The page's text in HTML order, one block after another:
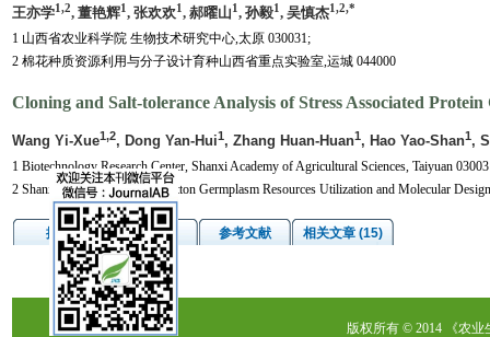
王亦学1,2, 董艳辉1, 张欢欢1, 郝曜山1, 孙毅1, 吴慎杰1,2,*
1 山西省农业科学院 生物技术研究中心,太原 030031;
2 棉花种质资源利用与分子设计育种山西省重点实验室,运城 044000
Cloning and Salt-tolerance Analysis of Stress Associated Protein
Wang Yi-Xue1,2, Dong Yan-Hui1, Zhang Huan-Huan1, Hao Yao-Shan1,
1 Biotechnology Research Center, Shanxi Academy of Agricultural Sciences, Taiyuan
2 Shanxi Key Laboratory of Cotton Germplasm Resources Utilization and Molecular
摘要 图/表 参考文献 相关文章 (15)
版权所有 © 2014 《农